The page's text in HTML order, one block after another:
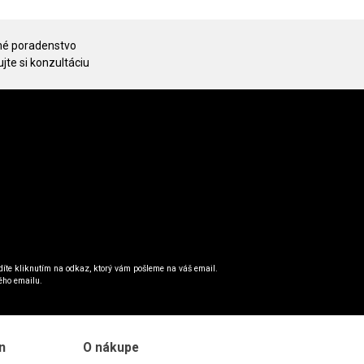
poradenstvo
si konzultáciu
kliknutím na odkaz, ktorý vám pošleme na váš email.
emailu.
O nákupe